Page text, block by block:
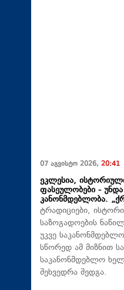
07 აგვისტო 2026, 20:41
ეკლესია,
ფასეულობები -
კანონმდებლობა.
ტრადიციები,
საზოგადოების
უკვე
სწორედ ამ მიზნით
საკანონმდებლო
შეხვედრა შედგა.